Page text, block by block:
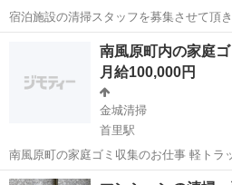
宿泊施設の清掃スタッフを募集させて頂
ツ交換など
軽作業
南風原町内の家庭
月給100,000円
金城清掃
首里駅
南風原町の家庭ゴミ収集のお仕事 軽トラ
は土、日がお休みで 普通自動車免許が必
沖縄 那覇市 その他